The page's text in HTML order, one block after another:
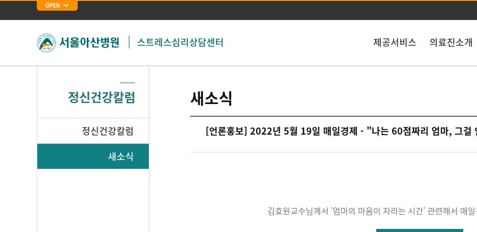
주메뉴 바로가기
본문 바로가기
스트레스심리상담센터 제공서비스 의료진소개
정신건강칼럼
정신건강칼럼
새소식
새소식
[언론홍보] 2022년 5월 19일 매일경제 - "나는 60점짜리 엄마, 그걸
김효원교수님께서 '엄마의 마음이 자라는 시간' 관련해서 매